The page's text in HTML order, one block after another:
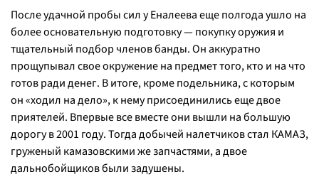
После удачной пробы сил у Еналеева еще полгода ушло на
более основательную подготовку — покупку оружия и
тщательный подбор членов банды. Он аккуратно
прощупывал свое окружение на предмет того, кто и на что
готов ради денег. В итоге, кроме подельника, с которым
он «ходил на дело», к нему присоединились еще двое
приятелей. Впервые все вместе они вышли на большую
дорогу в 2001 году. Тогда добычей налетчиков стал КАМАЗ,
груженый камазовскими же запчастями, а двое
дальнобойщиков были задушены.